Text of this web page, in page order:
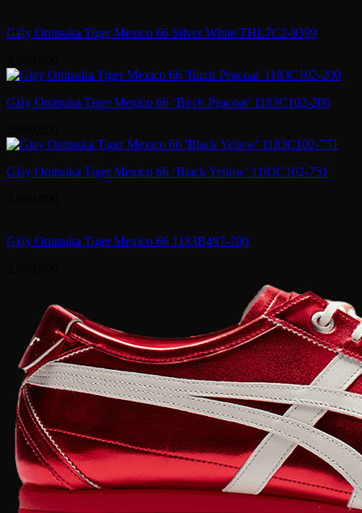
Giày Onitsuka Tiger Mexico 66 Silver White THL7C2-9399
Giày Onitsuka Tiger Mexico 66 ‘Birch Peacoat’ 1183C102-200
Giày Onitsuka Tiger Mexico 66 ‘Black Yellow’ 1183C102-751
Giày Onitsuka Tiger Mexico 66 1183B497-700